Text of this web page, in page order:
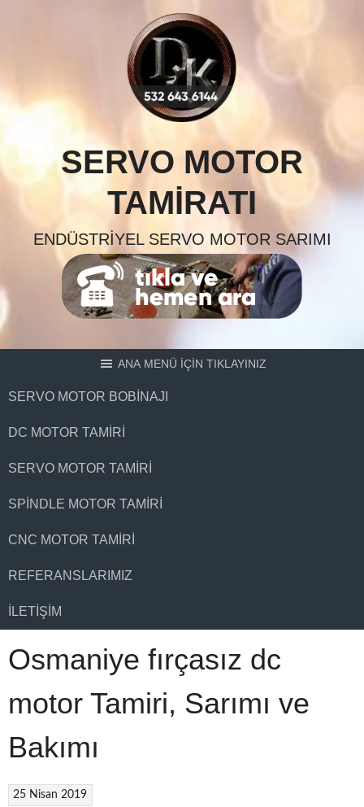
SERVO MOTOR
TAMIRATI
ENDÜSTRIYEL SERVO MOTOR SARIMI
ANA MENÜ İÇİN TIKLAYINIZ
SERVO MOTOR BOBINAJI
DC MOTOR TAMIRI
SERVO MOTOR TAMIRI
SPINDLE MOTOR TAMIRI
CNC MOTOR TAMIRI
REFERANSLARIMIZ
İLETIŞIM
Osmaniye fırçasız dc
motor Tamiri, Sarımı ve
Bakımı
25 Nisan 2019